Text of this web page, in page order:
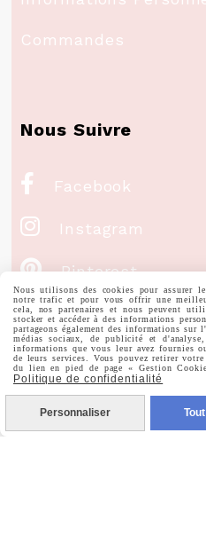
Commandes
Nous Suivre
 Facebook
 Instagram
Pinterest
 Youtube
Votre Email
Nous utilisons des cookies pour assurer
notre trafic et pour vous offrir une
cela, nos partenaires et nous peuvent
stocker et accéder à des informations
partageons également des informations
médias sociaux, de publicité et
informations que vous leur avez fournies
de leurs services. Vous pouvez retirer
du lien en pied de page « Gestion
Politique de confidentialité
Personnaliser